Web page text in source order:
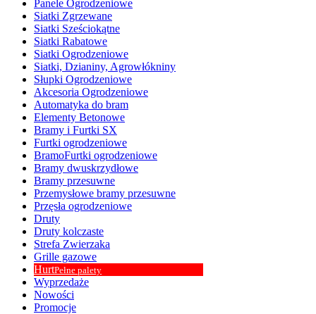
Panele Ogrodzeniowe
Siatki Zgrzewane
Siatki Sześciokątne
Siatki Rabatowe
Siatki Ogrodzeniowe
Siatki, Dzianiny, Agrowłókniny
Słupki Ogrodzeniowe
Akcesoria Ogrodzeniowe
Automatyka do bram
Elementy Betonowe
Bramy i Furtki SX
Furtki ogrodzeniowe
BramoFurtki ogrodzeniowe
Bramy dwuskrzydłowe
Bramy przesuwne
Przemysłowe bramy przesuwne
Przęsła ogrodzeniowe
Druty
Druty kolczaste
Strefa Zwierzaka
Grille gazowe
HurtPełne palety
Wyprzedaże
Nowości
Promocje